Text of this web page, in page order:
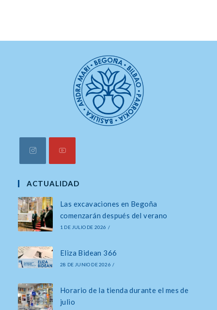
abre
una
nueva
pestaña
abre
una
nueva
pestaña
ACTUALIDAD
Las excavaciones en Begoña
comenzarán después del verano
1 DE JULIO DE 2026 /
Eliza Bidean 366
28 DE JUNIO DE 2026 /
Horario de la tienda durante el mes de
julio